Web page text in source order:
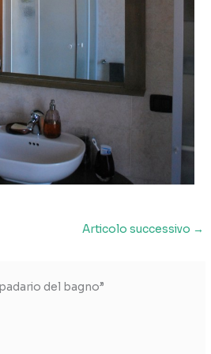
Articolo successivo →
del bagno”